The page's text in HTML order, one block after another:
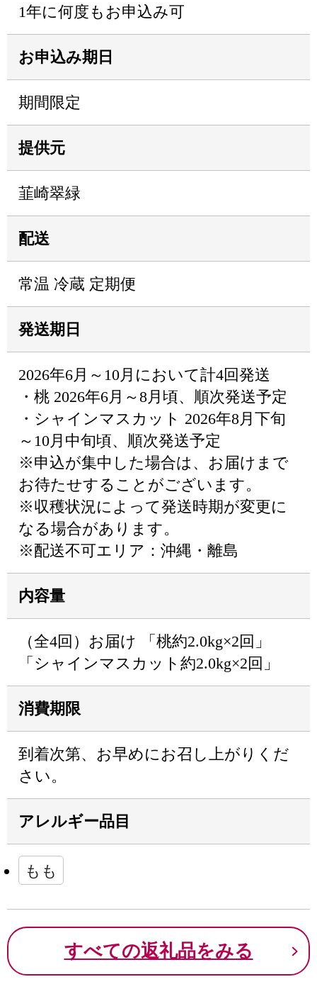
1年に何度もお申込み可
お申込み期日
期間限定
提供元
韮崎翠緑
配送
常温 冷蔵 定期便
発送期日
2026年6月～10月において計4回発送
・桃 2026年6月～8月頃、順次発送予定
・シャインマスカット 2026年8月下旬
～10月中旬頃、順次発送予定
※申込が集中した場合は、お届けまで
お待たせすることがございます。
※収穫状況によって発送時期が変更に
なる場合があります。
※配送不可エリア：沖縄・離島
内容量
（全4回）お届け 「桃約2.0kg×2回」
「シャインマスカット約2.0kg×2回」
消費期限
到着次第、お早めにお召し上がりくだ
さい。
アレルギー品目
もも
すべての返礼品をみる